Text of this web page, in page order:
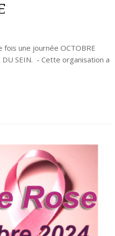
une journée OCTOBRE
DU SEIN. - Cette organisation a